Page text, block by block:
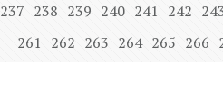
237 238 239 240 241 242
261 262 263 264 265 266